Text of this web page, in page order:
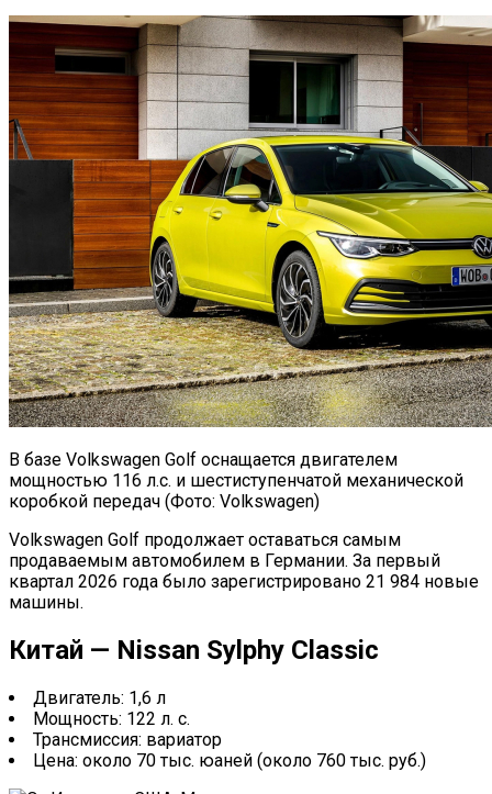
В базе Volkswagen Golf оснащается двигателем
мощностью 116 л.с. и шестиступенчатой механической
коробкой передач (Фото: Volkswagen)
Volkswagen Golf продолжает оставаться самым
продаваемым автомобилем в Германии. За первый
квартал 2026 года было зарегистрировано 21 984 новые
машины.
Китай — Nissan Sylphy Classic
Двигатель: 1,6 л
Мощность: 122 л. с.
Трансмиссия: вариатор
Цена: около 70 тыс. юаней (около 760 тыс. руб.)